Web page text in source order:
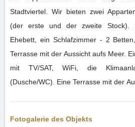
Stadtviertel. Wir bieten zwei
(der erste und der zweite Stock).
Ehebett, ein Schlafzimmer - 2
Terrasse mit der Aussicht aufs Meer.
mit TV/SAT, WiFi, die
(Dusche/WC). Eine Terrasse mit der
Fotogalerie des Objekts